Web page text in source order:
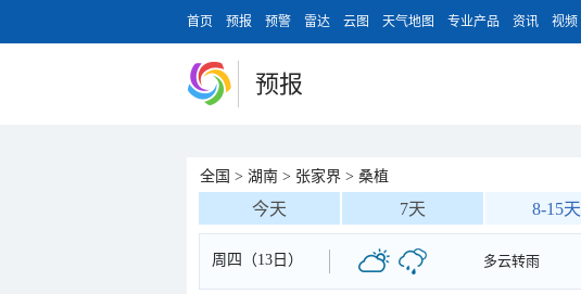
首页 预报 预警 雷达 云图 天气地图 专业产品 资讯 视频
预报
全国 > 湖南 > 张家界 > 桑植
今天 7天 8-15天
周四（13日） 多云转雨